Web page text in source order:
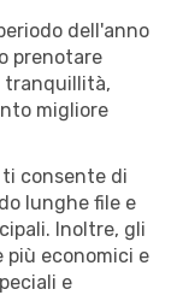
dell'anno
prenotare
tranquillità,
migliore
consente di
lunghe file e
Inoltre, gli
più economici e
e